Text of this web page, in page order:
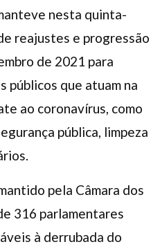
nesta quinta-
reajustes e progressão
de 2021 para
públicos que atuam na
ao coronavírus, como
pública, limpeza
pela Câmara dos
316 parlamentares
à derrubada do